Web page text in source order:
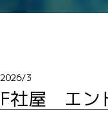
2026/3
F社屋 エン